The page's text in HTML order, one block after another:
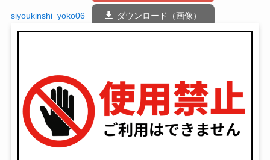
siyoukinshi_yoko06 ダウンロード（画像）